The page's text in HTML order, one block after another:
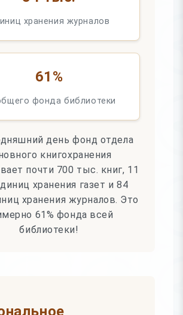
хранения журналов
61%
фонда библиотеки
день фонд отдела
книгохранения
почти 700 тыс. книг, 11
хранения газет и 84
хранения журналов. Это
61% фонда всей
библиотеки!